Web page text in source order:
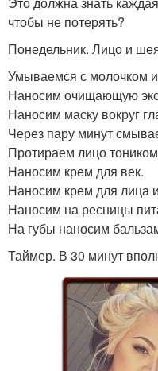
чтобы не потерять?
Понедельник. Лицо и
Умываемся с молочком
Наносим очищающую
Наносим маску вокруг
Через пару минут
Протираем лицо
Наносим крем для век.
Наносим крем для лица
Наносим на ресницы
На губы наносим
Таймер. В 30 минут